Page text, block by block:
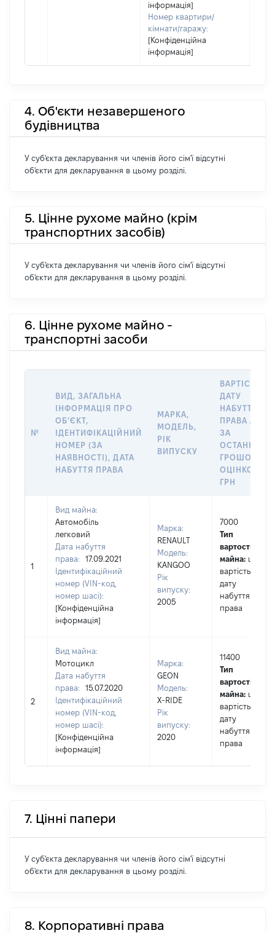
інформація]
Номер квартири/
кімнати/гаражу:
[Конфіденційна
інформація]
4. Об'єкти незавершеного
будівництва
У суб'єкта декларування чи членів його сім'ї відсутні
об'єкти для декларування в цьому розділі.
5. Цінне рухоме майно (крім
транспортних засобів)
У суб'єкта декларування чи членів його сім'ї відсутні
об'єкти для декларування в цьому розділі.
6. Цінне рухоме майно -
транспортні засоби
№
ВИД, ЗАГАЛЬНА
ІНФОРМАЦІЯ ПРО
ОБʼЄКТ,
ІДЕНТИФІКАЦІЙНИЙ
НОМЕР (ЗА
НАЯВНОСТІ), ДАТА
НАБУТТЯ ПРАВА
МАРКА,
МОДЕЛЬ,
РІК
ВИПУСКУ
ВАРТІСТЬ НА
ДАТУ
НАБУТТЯ
ПРАВА АБО
ЗА
ГРОШОВОЮ
ОЦІНКОЮ,
ГРН
1
Вид майна:
Автомобіль
легковий
Дата набуття
права:
17.09.2021
Ідентифікаційний
номер (VIN-код,
номер шасі):
[Конфіденційна
інформація]
Марка:
RENAULT
Модель:
KANGOO
Рік
випуску:
2005
7000
Тип
вартості
майна: це
вартість на
дату
набуття
права
2
Вид майна:
Мотоцикл
Дата набуття
права:
15.07.2020
Ідентифікаційний
номер (VIN-код,
номер шасі):
[Конфіденційна
інформація]
Марка:
GEON
Модель:
X-RIDE
Рік
випуску:
2020
11400
Тип
вартості
майна: це
вартість на
дату
набуття
права
7. Цінні папери
У суб'єкта декларування чи членів його сім'ї відсутні
об'єкти для декларування в цьому розділі.
8. Корпоративні права